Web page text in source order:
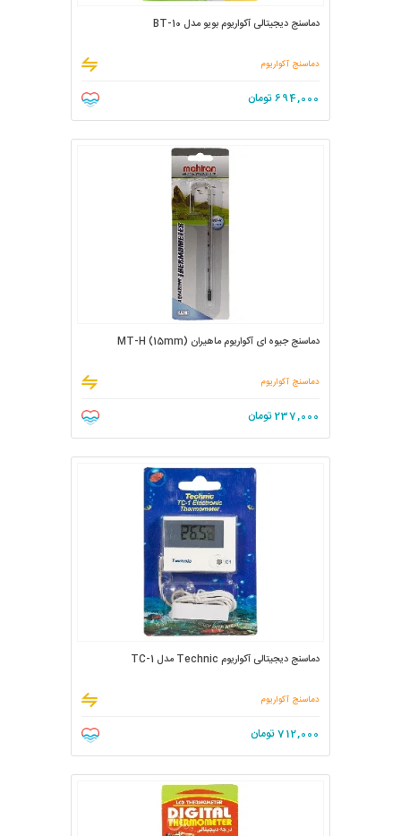
دماسنج دیجیتالی آکواریوم بویو مدل BT-10
دماسنج آکواریوم
694,000تومان
دماسنج جیوه ای آکواریوم ماهیران MT-H (15mm)
دماسنج آکواریوم
237,000تومان
دماسنج دیجیتالی آکواریوم Technic مدل TC-1
دماسنج آکواریوم
712,000تومان